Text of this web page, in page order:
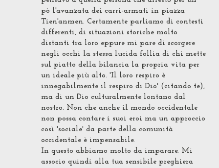
pò l'avanzata dei carri-armati in piazza
Tien'anmen. Certamente parliamo di contesti
differenti, di situazioni storiche molto
distanti tra loro eppure mi pare di scorgere
negli occhi la stessa lucida follia di chi mette
sul piatto della bilancia la propria vita per
un ideale più alto. 'Il loro respiro è
innegabilmente il respiro di Dio' (citando te),
ma di un Dio culturalmente lontano dal
nostro. Non che anche il mondo occidentale
non possa contare i suoi eroi ma un approccio
così 'sociale' da parte della comunità
occidentale è impensabile.
In questo abbiamo molto da imparare. Mi
associo quindi alla tua sensibile preghiera